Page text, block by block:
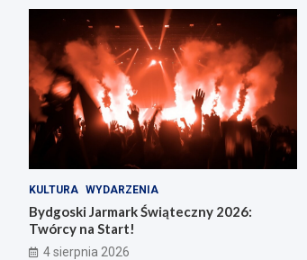
KULTURA WYDARZENIA
Bydgoski Jarmark Świąteczny 2026:
Twórcy na Start!
4 sierpnia 2026